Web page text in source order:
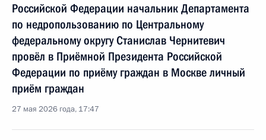
Российской Федерации начальник Департамента
по недропользованию по Центральному
федеральному округу Станислав Чернитевич
провёл в Приёмной Президента Российской
Федерации по приёму граждан в Москве личный
приём граждан
27 мая 2026 года, 17:47